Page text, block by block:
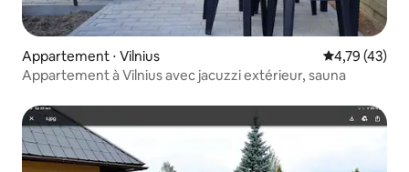
Appartement ⋅ Vilnius Évaluation
4,79 (43)
Appartement à Vilnius avec jacuzzi extérieur, sauna